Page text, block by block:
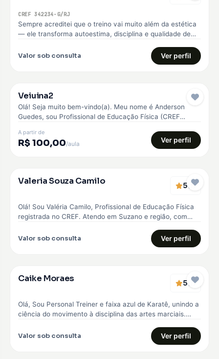
CREF 342234-G/RJ
Sempre acreditei que o treino vai muito além da estética
— ele transforma autoestima, disciplina e qualidade de
Valor sob consulta Ver perfil
Pro
Veiuina2
Olá! Seja muito bem-vindo(a). Meu nome é Anderson
Guedes, sou Profissional de Educação Física (CREF
A partir de
R$ 100,00/aula Ver perfil
EMBAIXADOR
Valeria Souza Camilo 5(1)
Olá! Sou Valéria Camilo, Profissional de Educação Física
registrada no CREF. Atendo em Suzano e região, com
Valor sob consulta Ver perfil
EMBAIXADOR
Caike Moraes 5(1)
Olá, Sou Personal Treiner e faixa azul de Karatê, unindo a
ciência do movimento à disciplina das artes marciais.
Valor sob consulta Ver perfil